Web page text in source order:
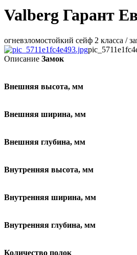
Valberg Гарант
огневзломостойкий сейф 2 класса
Описание Замок
Внешняя высота, мм
Внешняя ширина, мм
Внешняя глубина, мм
Внутренняя высота, мм
Внутренняя ширина, мм
Внутренняя глубина, мм
Количество полок